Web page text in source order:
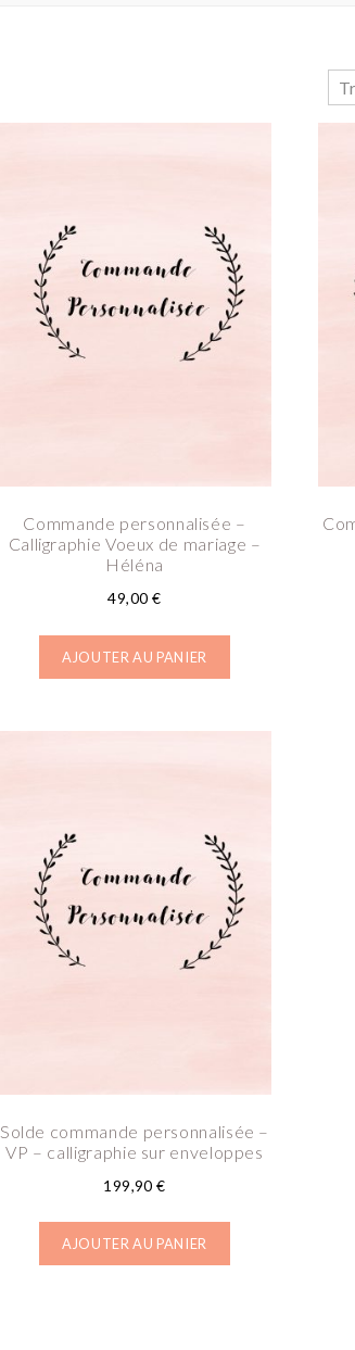
Commande personnalisée –
Calligraphie Voeux de mariage –
Héléna
49,00€
AJOUTER AU PANIER
Solde commande personnalisée –
VP – calligraphie sur enveloppes
199,90€
AJOUTER AU PANIER